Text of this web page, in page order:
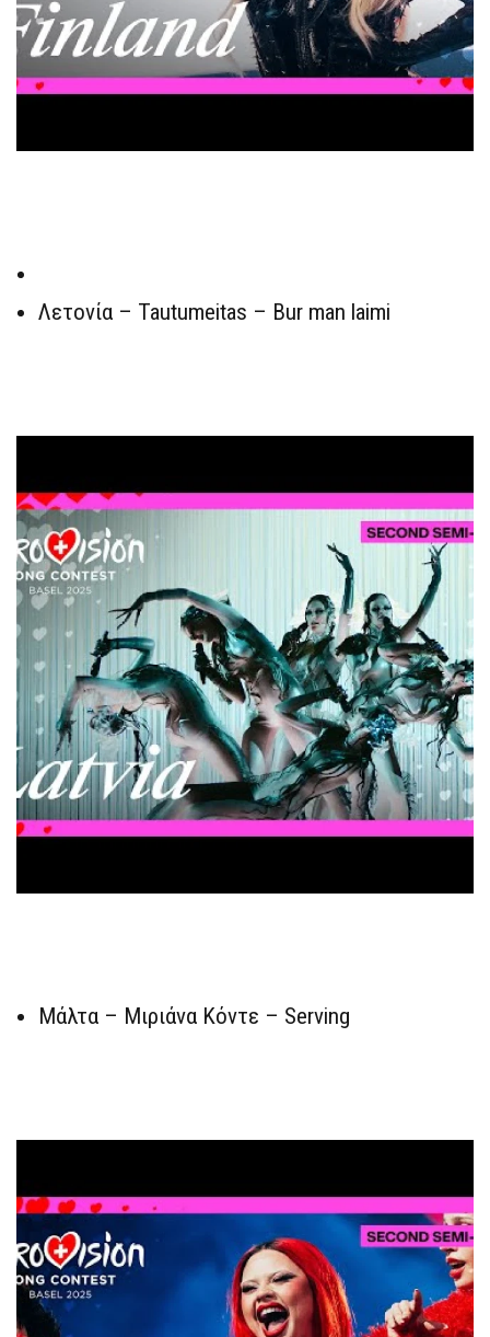
Λετονία – Tautumeitas – Bur man laimi
Μάλτα – Μιριάνα Κόντε – Serving